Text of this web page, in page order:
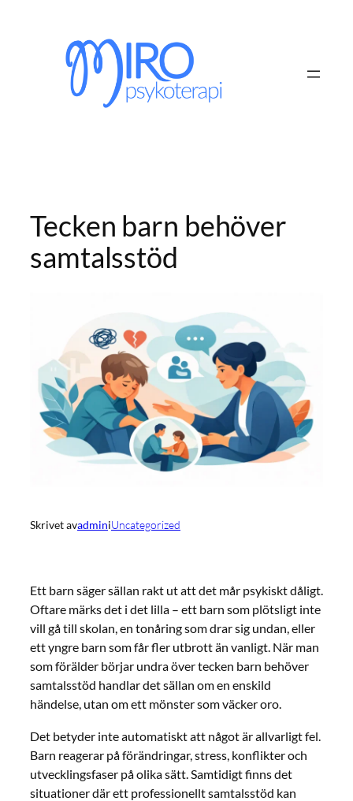
Tecken barn behöver
samtalsstöd
Skrivet avadminiUncategorized
Ett barn säger sällan rakt ut att det mår psykiskt dåligt.
Oftare märks det i det lilla – ett barn som plötsligt inte
vill gå till skolan, en tonåring som drar sig undan, eller
ett yngre barn som får fler utbrott än vanligt. När man
som förälder börjar undra över tecken barn behöver
samtalsstöd handlar det sällan om en enskild
händelse, utan om ett mönster som väcker oro.
Det betyder inte automatiskt att något är allvarligt fel.
Barn reagerar på förändringar, stress, konflikter och
utvecklingsfaser på olika sätt. Samtidigt finns det
situationer där ett professionellt samtalsstöd kan